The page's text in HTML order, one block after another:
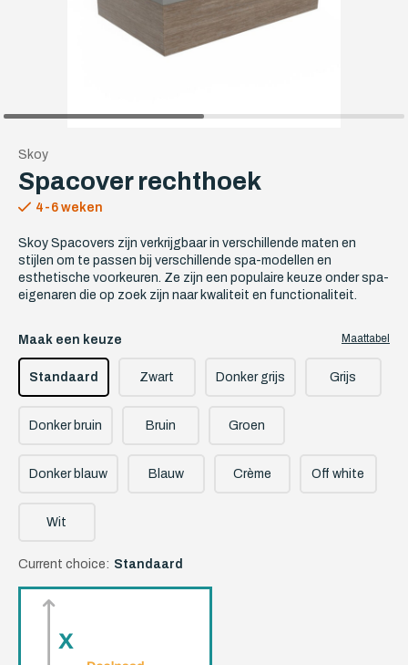
Skoy
Spacover rechthoek
4-6 weken
Skoy Spacovers zijn verkrijgbaar in verschillende maten en
stijlen om te passen bij verschillende spa-modellen en
esthetische voorkeuren. Ze zijn een populaire keuze onder spa-
eigenaren die op zoek zijn naar kwaliteit en functionaliteit.
Maak een keuze
Standaard Zwart Donker grijs Grijs
Donker bruin Bruin Groen
Donker blauw Blauw Crème Off white
Wit
Current choice: Standaard
Maattabel